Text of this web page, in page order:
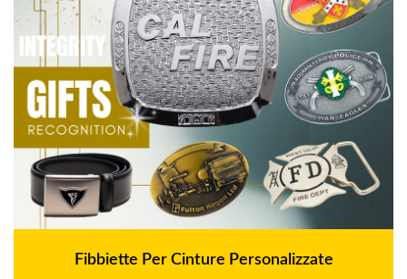
Fibbiette Per Cinture Personalizzate